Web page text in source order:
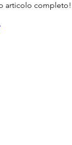
articolo completo!